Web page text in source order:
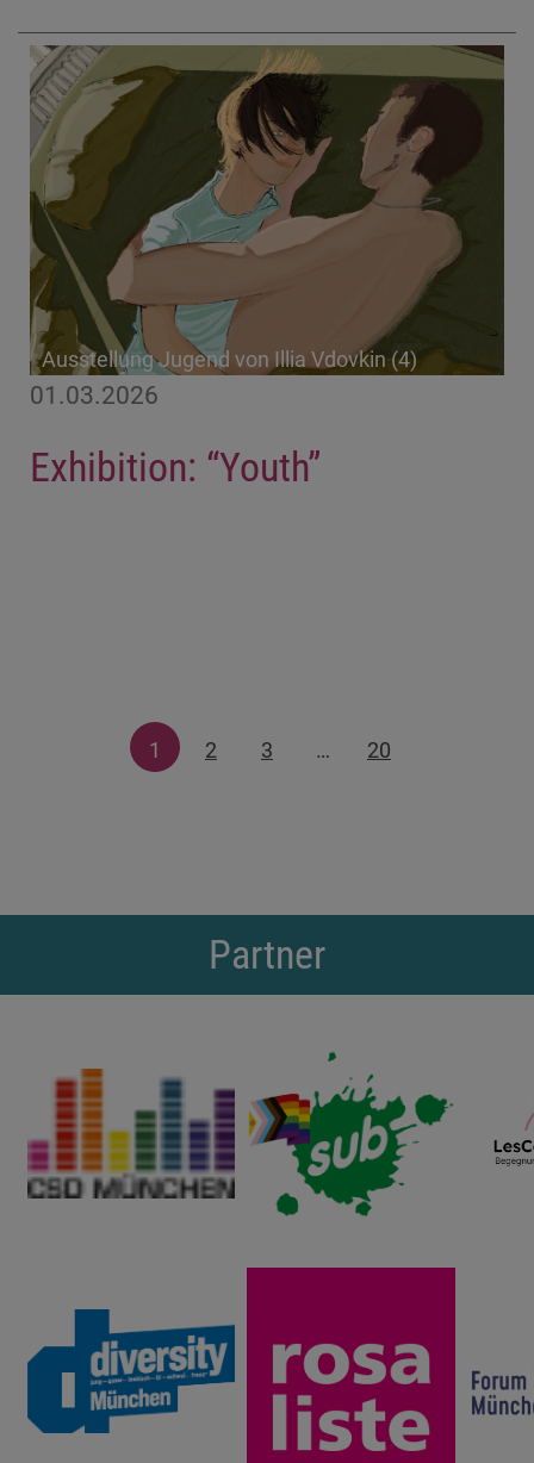
01.03.2026
Exhibition: “Youth”
Ausstellung Jugend von Illia Vdovkin (4)
1 2 3 … 20
Partner